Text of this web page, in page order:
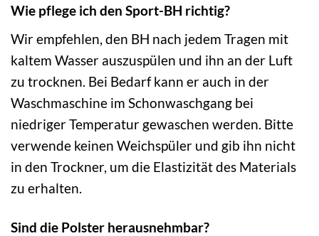
Wie pflege ich den Sport-BH richtig?
Wir empfehlen, den BH nach jedem Tragen mit
kaltem Wasser auszuspülen und ihn an der Luft
zu trocknen. Bei Bedarf kann er auch in der
Waschmaschine im Schonwaschgang bei
niedriger Temperatur gewaschen werden. Bitte
verwende keinen Weichspüler und gib ihn nicht
in den Trockner, um die Elastizität des Materials
zu erhalten.
Sind die Polster herausnehmbar?